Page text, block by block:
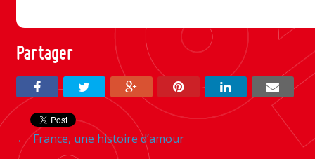
Partager
Navigation
←France, une histoire d’amour